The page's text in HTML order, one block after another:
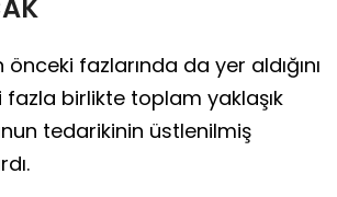
fazlarında da yer aldığını
fazla birlikte toplam yaklaşık
tedarikinin üstlenilmiş